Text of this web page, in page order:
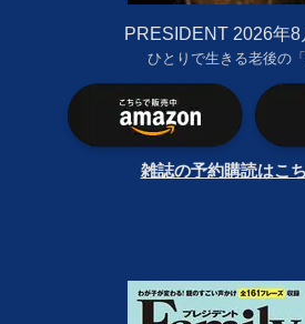
PRESIDENT 2026年8
ひとりで生きる老後の「
雑誌の予約購読はこ